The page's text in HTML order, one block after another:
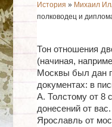
История » Михаил
полководец и
Тон отношения
(начиная,
Москвы был дан
документах: в
А. Толстому от 8
донесений от
Ярославль от